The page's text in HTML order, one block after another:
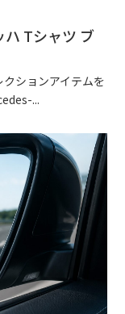
Tシャツ ブ
クションアイテムを
...